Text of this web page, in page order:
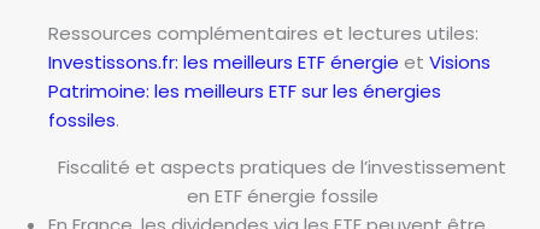
i
e
f
o
Ressources complémentaires et lectures utiles:
Investissons.fr: les meilleurs ETF énergie et Visions
Patrimoine: les meilleurs ETF sur les énergies
fossiles.
Fiscalité et aspects pratiques de l’investissement
en ETF énergie fossile